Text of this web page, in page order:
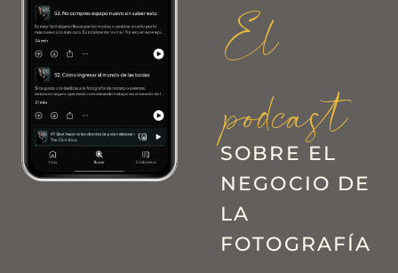
El
podcast
SOBRE EL
NEGOCIO DE
LA
FOTOGRAFÍA